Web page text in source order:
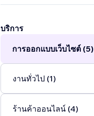
บริการ
การออกแบบเว็บไซต์ (5)
งานทั่วไป (1)
ร้านค้าออนไลน์ (4)